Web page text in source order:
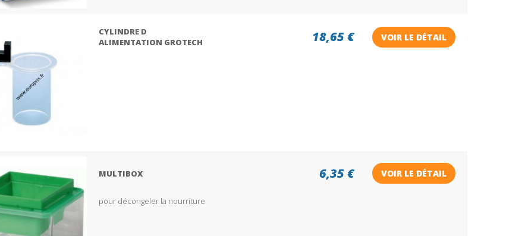
CYLINDRE D
ALIMENTATION GROTECH
18,65 € VOIR LE DÉTAIL
MULTIBOX 6,35 € VOIR LE DÉTAIL
pour décongeler la nourriture